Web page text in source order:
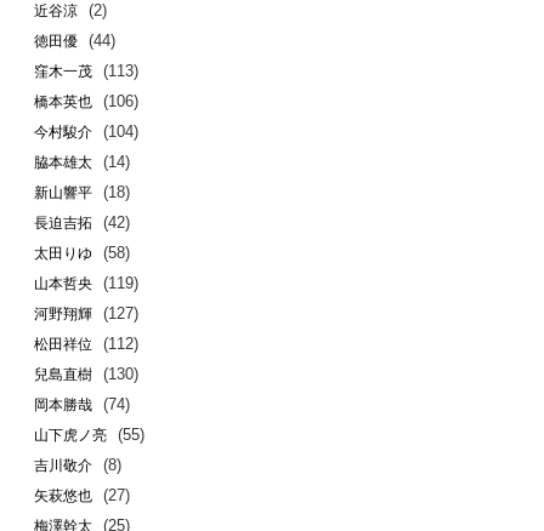
近谷涼 (2)
徳田優 (44)
窪木一茂 (113)
橋本英也 (106)
今村駿介 (104)
脇本雄太 (14)
新山響平 (18)
長迫吉拓 (42)
太田りゆ (58)
山本哲央 (119)
河野翔輝 (127)
松田祥位 (112)
兒島直樹 (130)
岡本勝哉 (74)
山下虎ノ亮 (55)
吉川敬介 (8)
矢萩悠也 (27)
梅澤幹太 (25)